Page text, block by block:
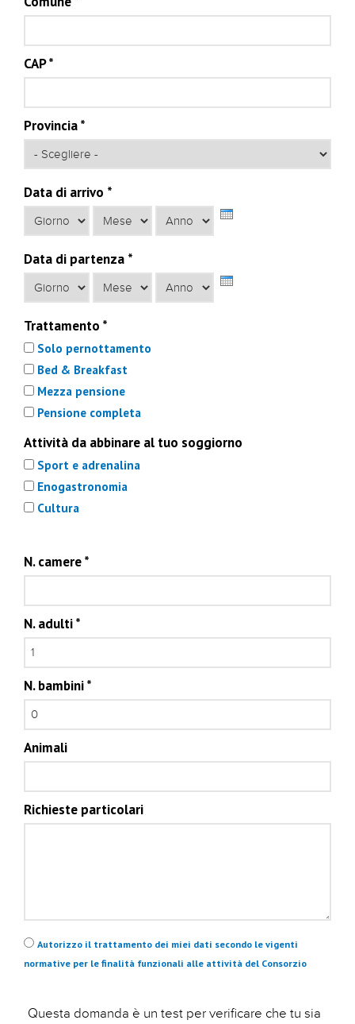
CAP*
Provincia*
Data di arrivo *
Giorno
Mese Anno
Data di partenza *
Giorno
Mese Anno
Trattamento *
Solo pernottamento
Bed & Breakfast
Mezza pensione
Pensione completa
Attività da abbinare al tuo soggiorno
Sport e adrenalina
Enogastronomia
Cultura
N. camere*
N. adulti*
N. bambini*
Animali
Richieste particolari
Privacy*
Autorizzo il trattamento dei miei dati secondo le vigenti
normative per le finalità funzionali alle attività del Consorzio
Questa domanda è un test per verificare che tu sia